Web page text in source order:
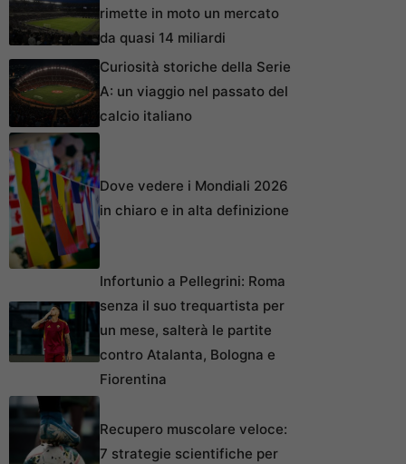
rimette in moto un mercato
da quasi 14 miliardi
Curiosità storiche della Serie
A: un viaggio nel passato del
calcio italiano
Dove vedere i Mondiali 2026
in chiaro e in alta definizione
Infortunio a Pellegrini: Roma
senza il suo trequartista per
un mese, salterà le partite
contro Atalanta, Bologna e
Fiorentina
Recupero muscolare veloce:
7 strategie scientifiche per